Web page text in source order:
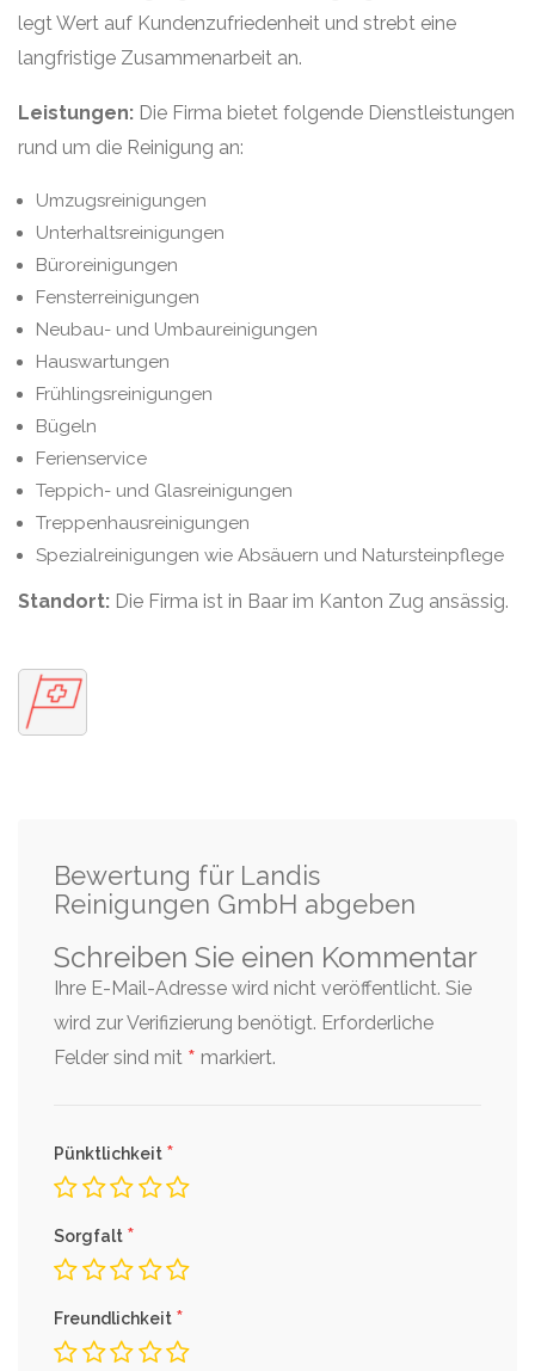
legt Wert auf Kundenzufriedenheit und strebt eine
langfristige Zusammenarbeit an.
Leistungen: Die Firma bietet folgende Dienstleistungen
rund um die Reinigung an:
Umzugsreinigungen
Unterhaltsreinigungen
Büroreinigungen
Fensterreinigungen
Neubau- und Umbaureinigungen
Hauswartungen
Frühlingsreinigungen
Bügeln
Ferienservice
Teppich- und Glasreinigungen
Treppenhausreinigungen
Spezialreinigungen wie Absäuern und Natursteinpflege
Standort: Die Firma ist in Baar im Kanton Zug ansässig.
Bewertung für Landis
Reinigungen GmbH abgeben
Schreiben Sie einen Kommentar
Ihre E-Mail-Adresse wird nicht veröffentlicht. Sie
wird zur Verifizierung benötigt. Erforderliche
Felder sind mit * markiert.
Pünktlichkeit *
Sorgfalt *
Freundlichkeit *